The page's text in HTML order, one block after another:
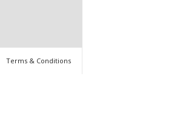
Terms & Conditions